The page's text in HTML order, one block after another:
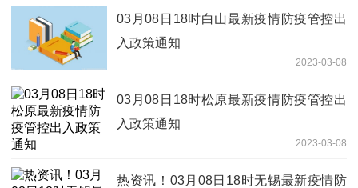
03月08日18时白山最新疫情防疫管控出
入政策通知
2023-03-08
03月08日18时松原最新疫情防疫管控出
入政策通知
2023-03-08
热资讯！03月08日18时无锡最新疫情防